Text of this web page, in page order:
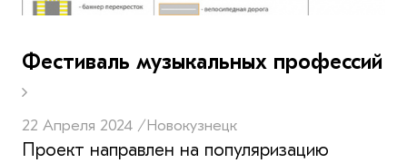
Фестиваль музыкальных профессий
22 Апреля 2024 /Новокузнецк
Проект направлен на популяризацию